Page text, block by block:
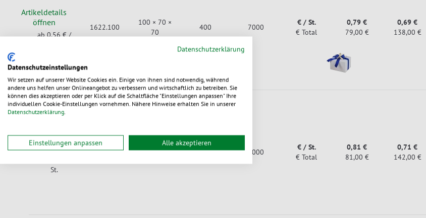
Artikeldetails
öffnen
ab 0,56 €/
1622.100
100 × 70 ×
70
400 7000
€ / St.
€ Total
0,79 €
79,00 €
0,69 €
138,00 €
Artikeldetails
öffnen
St.
1622.103
100 × 100 ×
400 7000
€ / St.
€ Total
0,81 €
81,00 €
0,71 €
142,00 €
Datenschutzerklärung
Datenschutzeinstellungen
Wir setzen auf unserer Website Cookies ein. Einige von ihnen sind notwendig, während
andere uns helfen unser Onlineangebot zu verbessern und wirtschaftlich zu betreiben. Sie
können dies akzeptieren oder per Klick auf die Schaltfläche "Einstellungen anpassen" Ihre
individuellen Cookie-Einstellungen vornehmen. Nähere Hinweise erhalten Sie in unserer
Datenschutzerklärung.
Einstellungen anpassen Alle akzeptieren